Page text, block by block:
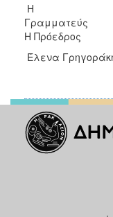
Η
Η Πρόεδρος
Σκεύω